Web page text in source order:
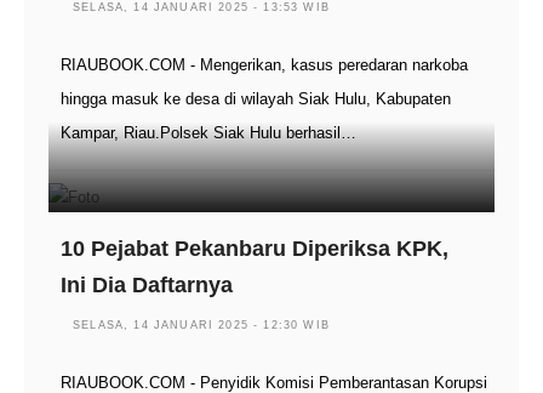
SELASA, 14 JANUARI 2025 - 13:53 WIB
RIAUBOOK.COM - Mengerikan, kasus peredaran narkoba
hingga masuk ke desa di wilayah Siak Hulu, Kabupaten
Kampar, Riau.Polsek Siak Hulu berhasil…
10 Pejabat Pekanbaru Diperiksa KPK,
Ini Dia Daftarnya
SELASA, 14 JANUARI 2025 - 12:30 WIB
RIAUBOOK.COM - Penyidik Komisi Pemberantasan Korupsi